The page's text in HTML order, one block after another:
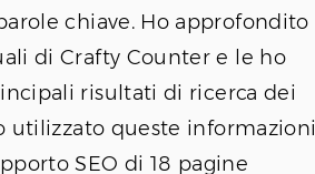
chiave. Ho approfondito
di Crafty Counter e le ho
risultati di ricerca dei
utilizzato queste informazioni
SEO di 18 pagine